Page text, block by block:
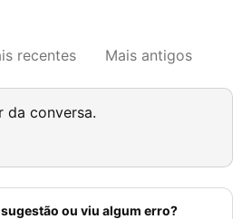
recentes Mais antigos
da conversa.
ou viu algum erro?